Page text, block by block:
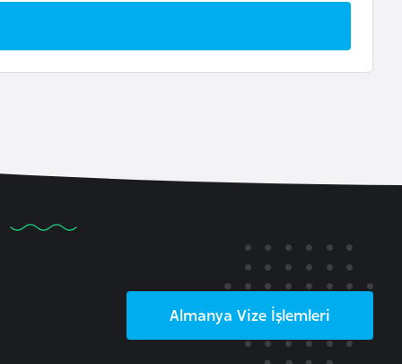
Almanya Vize İşlemleri